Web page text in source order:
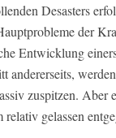
Desasters
der
Entwicklung
andererseits,
zuspitzen. Aber
gelassen